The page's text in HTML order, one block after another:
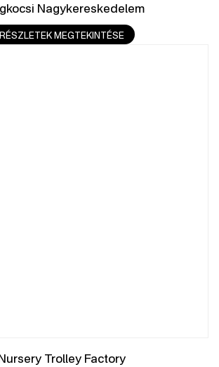
Nagykereskedelem
RÉSZLETEK MEGTEKINTÉSE
Trolley Factory